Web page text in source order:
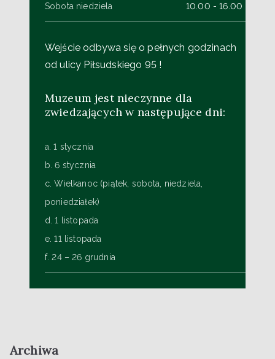
Sobota niedziela 10.00 - 16.00
Wejście odbywa się o pełnych godzinach
od ulicy Piłsudskiego 95 !
Muzeum jest nieczynne dla
zwiedzających w następujące dni:
a. 1 stycznia
b. 6 stycznia
c. Wielkanoc (piątek, sobota, niedziela,
poniedziałek)
d. 1 listopada
e. 11 listopada
f. 24 – 26 grudnia
Archiwa